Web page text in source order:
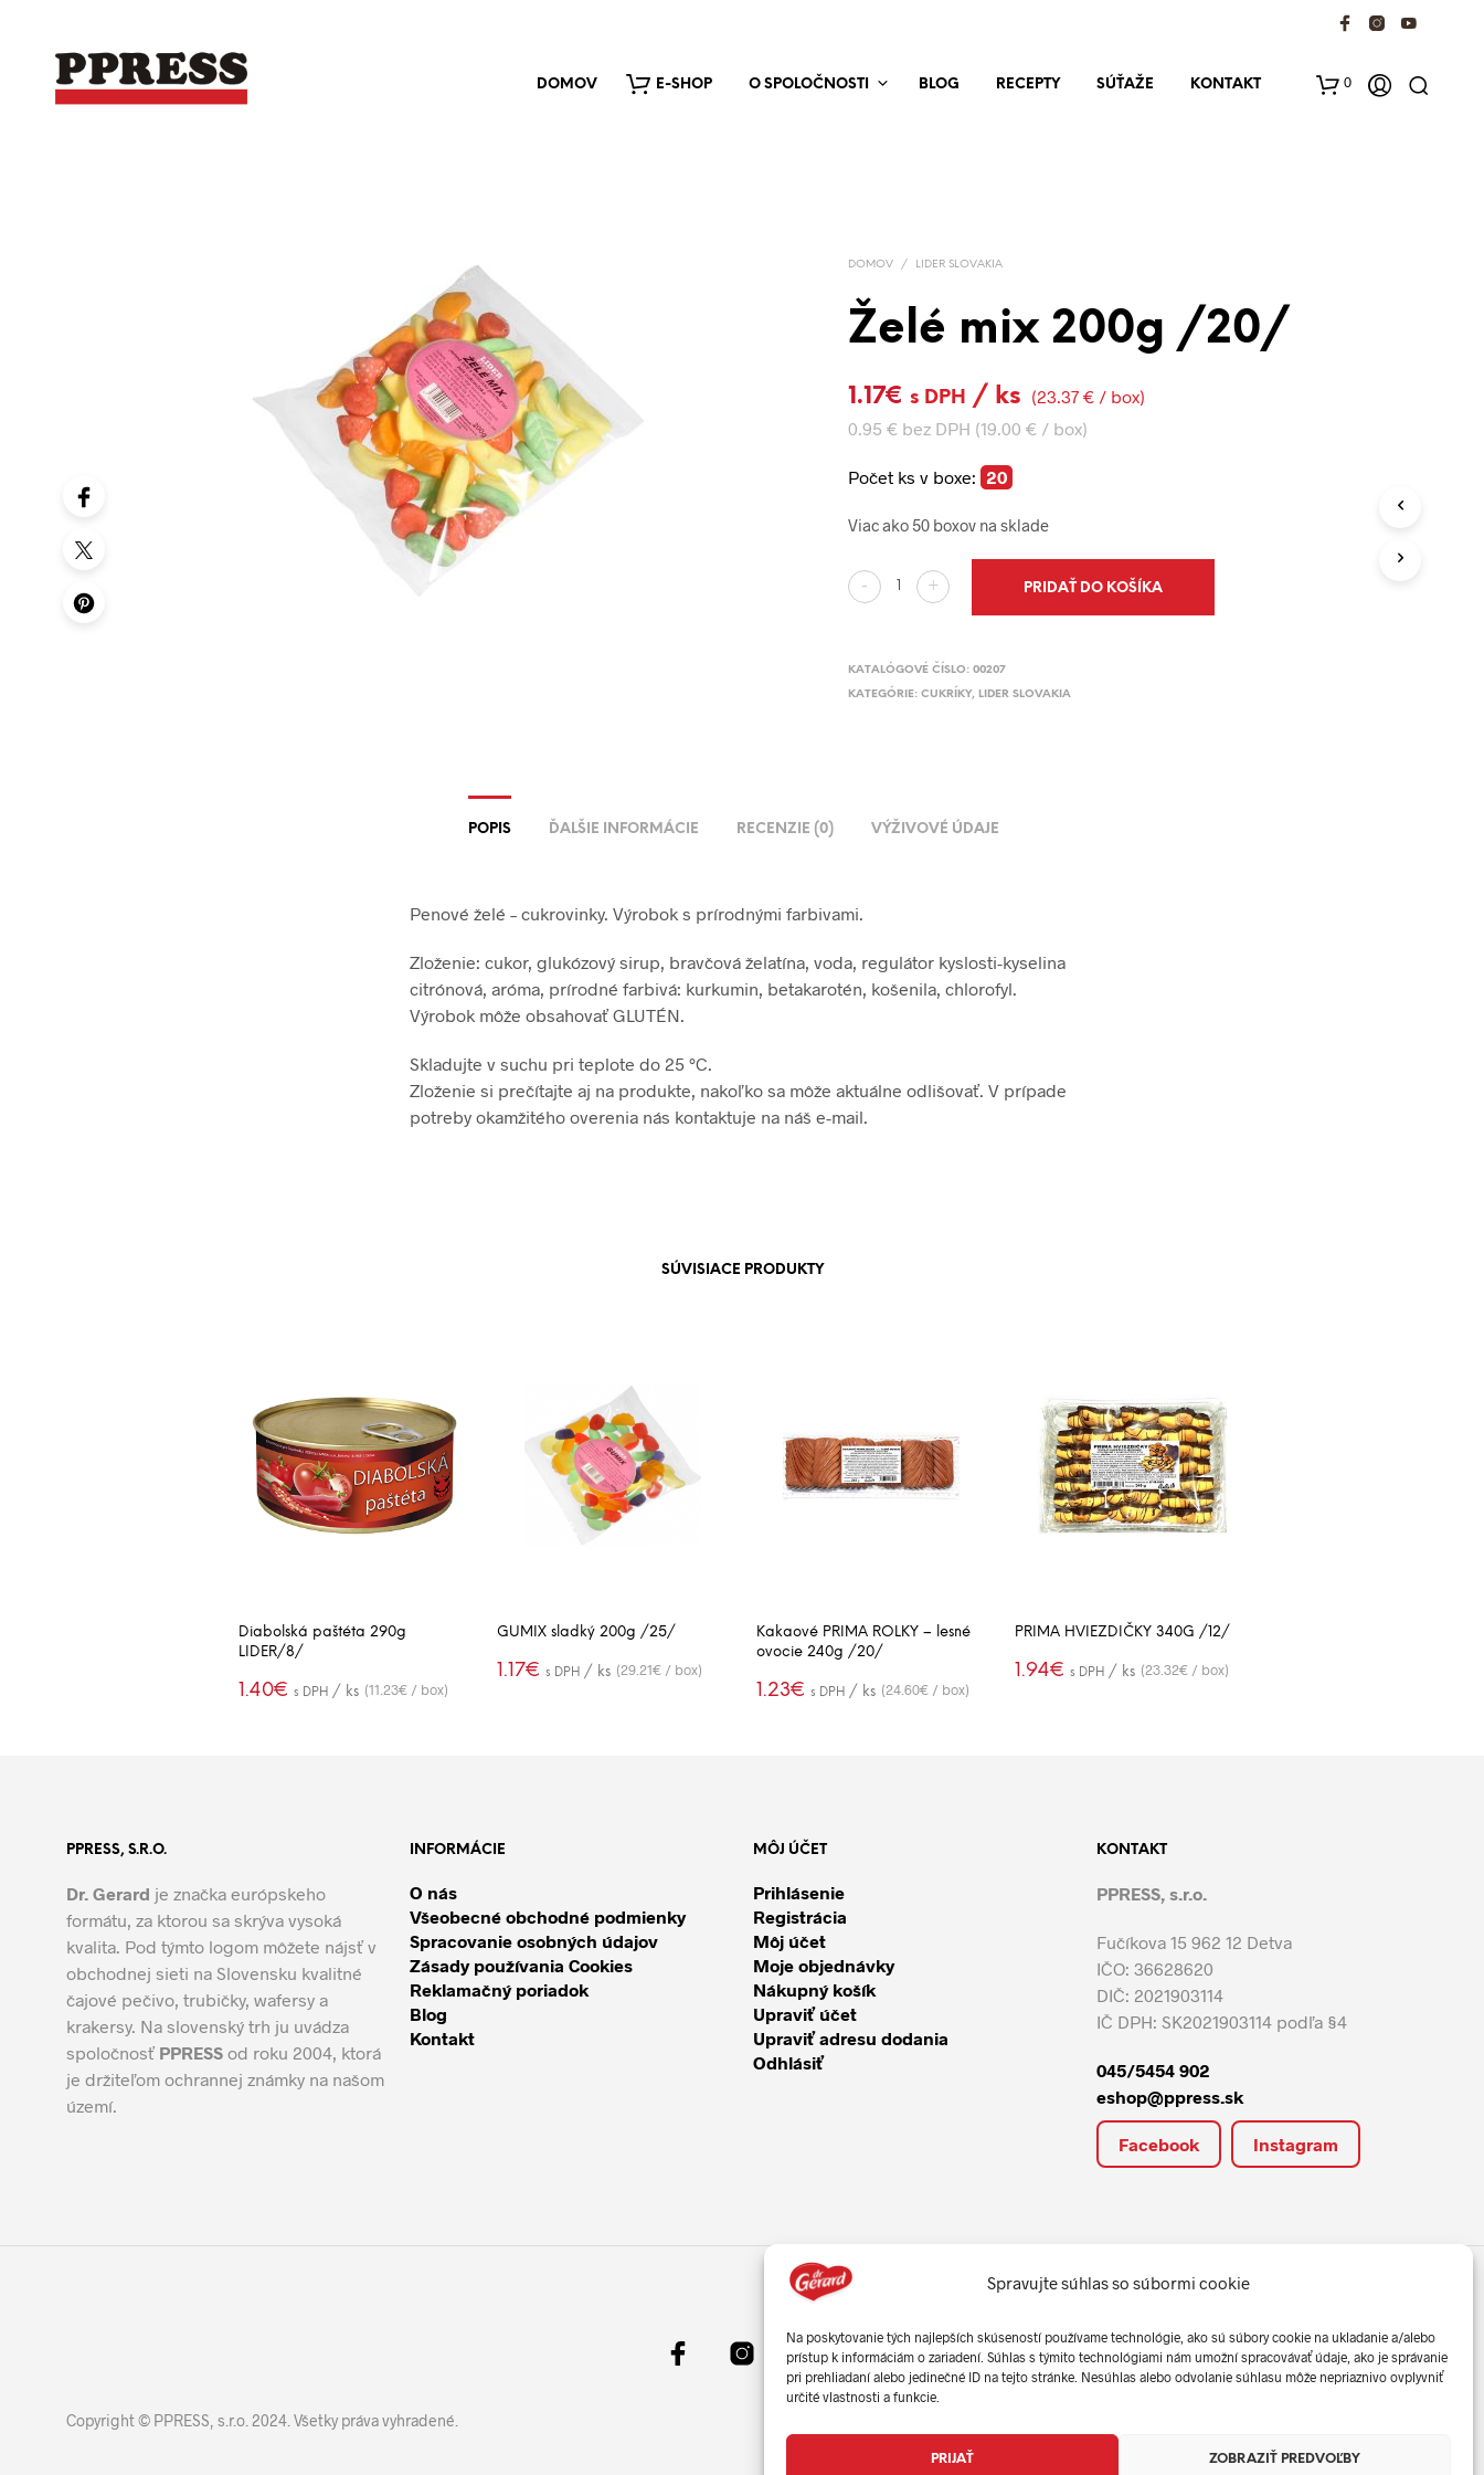
Spravujte súhlas so súbormi cookie
Na poskytovanie tých najlepších skúseností používame technológie, ako sú súbory cookie na ukladanie a/alebo
prístup k informáciám o zariadení. Súhlas s týmito technológiami nám umožní spracovávať údaje, ako je správanie
pri prehliadaní alebo jedinečné ID na tejto stránke. Nesúhlas alebo odvolanie súhlasu môže nepriaznivo ovplyvniť
určité vlastnosti a funkcie.
PRIJAŤ ZOBRAZIŤ PREDVOĽBY
DOMOV E-SHOP O SPOLOČNOSTI BLOG RECEPTY SÚŤAŽE KONTAKT 0
DOMOV / LIDER SLOVAKIA
Želé mix 200g /20/
1.17€ s DPH / ks (23.37 € / box)
0.95 € bez DPH (19.00 € / box)
Počet ks v boxe: 20
Viac ako 50 boxov na sklade
- + PRIDAŤ DO KOŠÍKA
KATALÓGOVÉ ČÍSLO:00207
KATEGÓRIE:CUKRÍKY, LIDER SLOVAKIA
POPIS ĎALŠIE INFORMÁCIE RECENZIE (0) VÝŽIVOVÉ ÚDAJE
Penové želé – cukrovinky. Výrobok s prírodnými farbivami.
Zloženie: cukor, glukózový sirup, bravčová želatína, voda, regulátor kyslosti-kyselina
citrónová, aróma, prírodné farbivá: kurkumin, betakarotén, košenila, chlorofyl.
Výrobok môže obsahovať GLUTÉN.
Skladujte v suchu pri teplote do 25 °C.
Zloženie si prečítajte aj na produkte, nakoľko sa môže aktuálne odlišovať. V prípade
potreby okamžitého overenia nás kontaktuje na náš e-mail.
SÚVISIACE PRODUKTY
Diabolská paštéta 290g
LIDER/8/
1.40€ s DPH / ks (11.23€ / box)
GUMIX sladký 200g /25/
1.17€ s DPH / ks (29.21€ / box)
Kakaové PRIMA ROLKY – lesné
ovocie 240g /20/
1.23€ s DPH / ks (24.60€ / box)
PRIMA HVIEZDIČKY 340G /12/
1.94€ s DPH / ks (23.32€ / box)
PPRESS, S.R.O.
Dr. Gerard je značka európskeho
formátu, za ktorou sa skrýva vysoká
kvalita. Pod týmto logom môžete nájsť v
obchodnej sieti na Slovensku kvalitné
čajové pečivo, trubičky, wafersy a
krakersy. Na slovenský trh ju uvádza
spoločnosť PPRESS od roku 2004, ktorá
je držiteľom ochrannej známky na našom
území.
INFORMÁCIE
O nás
Všeobecné obchodné podmienky
Spracovanie osobných údajov
Zásady používania Cookies
Reklamačný poriadok
Blog
Kontakt
MÔJ ÚČET
Prihlásenie
Registrácia
Môj účet
Moje objednávky
Nákupný košík
Upraviť účet
Upraviť adresu dodania
Odhlásiť
KONTAKT
PPRESS, s.r.o.
Fučíkova 15 962 12 Detva
IČO: 36628620
DIČ: 2021903114
IČ DPH: SK2021903114 podľa §4
045/5454 902
eshop@ppress.sk
Facebook Instagram
Copyright © PPRESS, s.r.o. 2024. Všetky práva vyhradené.